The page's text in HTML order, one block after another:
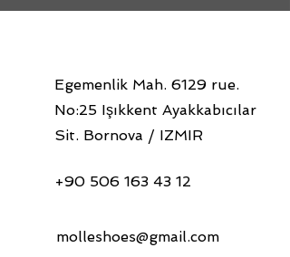
Egemenlik Mah. 6129 rue.
No:25 Işıkkent Ayakkabıcılar
Sit. Bornova / IZMIR
+90 506 163 43 12
molleshoes@gmail.com